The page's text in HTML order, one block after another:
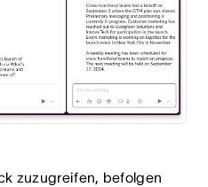
zuzugreifen, befolgen